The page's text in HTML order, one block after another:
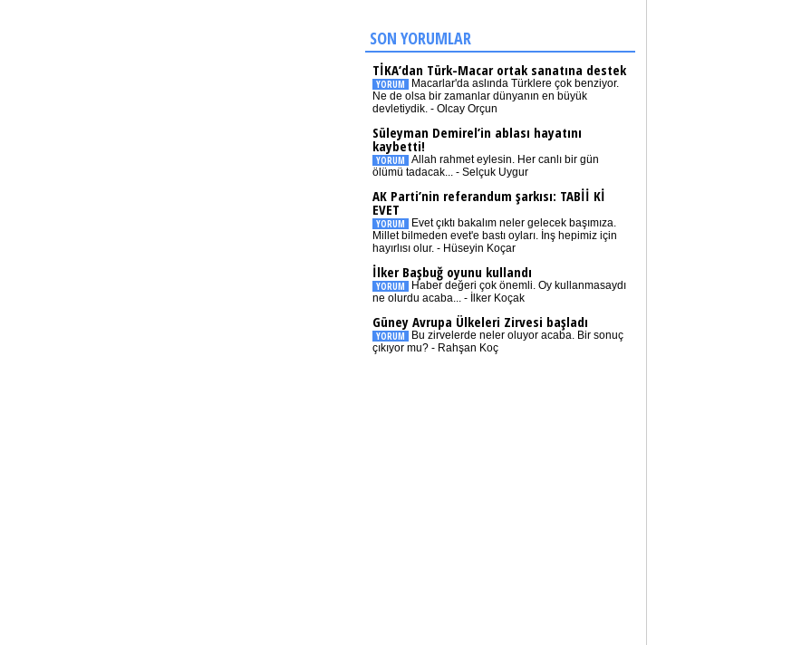
SON YORUMLAR
TİKA’dan Türk-Macar ortak sanatına destek
YORUM
Macarlar'da aslında Türklere çok benziyor.
Ne de olsa bir zamanlar dünyanın en büyük
devletiydik. - Olcay Orçun
Süleyman Demirel’in ablası hayatını
kaybetti!
YORUM Allah rahmet eylesin. Her canlı bir gün
ölümü tadacak... - Selçuk Uygur
AK Parti’nin referandum şarkısı: TABİİ Kİ
EVET
YORUM
Evet çıktı bakalım neler gelecek başımıza.
Millet bilmeden evet'e bastı oyları. İnş hepimiz için
hayırlısı olur. - Hüseyin Koçar
İlker Başbuğ oyunu kullandı
YORUM
Haber değeri çok önemli. Oy kullanmasaydı
ne olurdu acaba... - İlker Koçak
Güney Avrupa Ülkeleri Zirvesi başladı
YORUM
Bu zirvelerde neler oluyor acaba. Bir sonuç
çıkıyor mu? - Rahşan Koç